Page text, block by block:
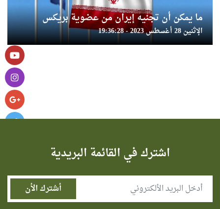
ما يمكن أن تجنيه إيران من عضوية بريكس
الإثنين 28 أغسطس 2023 - 19:36:28
اشترك في القائمة البريدية